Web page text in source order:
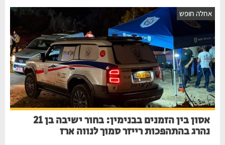
חופש
אסון בין הזמנים בבנימין: בחור ישיבה בן 21
נהרג בהתהפכות רייזר סמוך לנווה ארז